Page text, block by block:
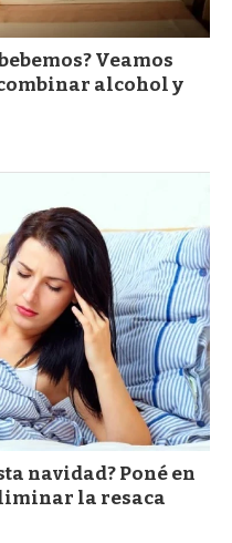
Veamos
alcohol y
navidad? Poné en
la resaca